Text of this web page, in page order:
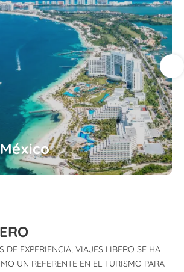
DE EXPERIENCIA, VIAJES LIBERO SE HA
UN REFERENTE EN EL TURISMO PARA